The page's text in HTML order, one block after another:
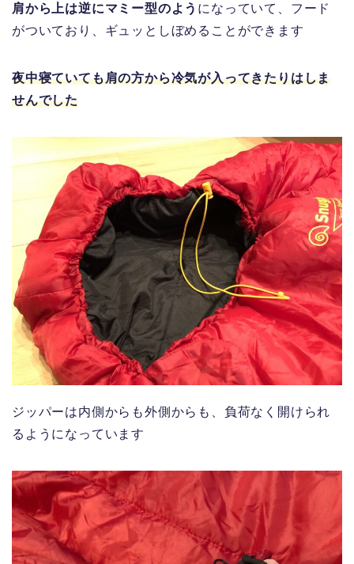
肩から上は逆にマミー型のよう になっていて、フード
がついており、ギュッとしぼめることができます
夜中寝ていても肩の方から冷気が入ってきたりはしま
せんでした
ジッパーは内側からも外側からも、負荷なく開けられ
るようになっています